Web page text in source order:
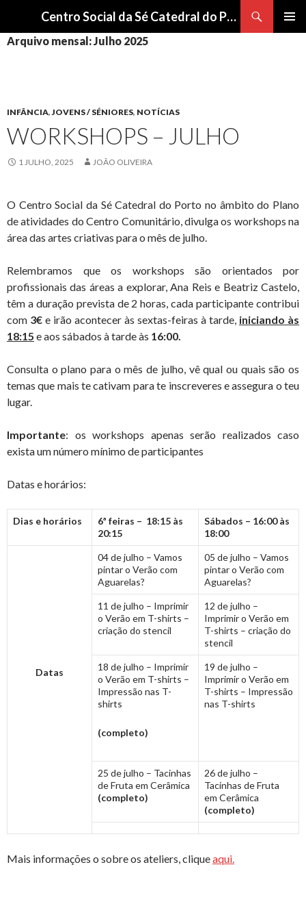
Centro Social da Sé Catedral do Porto
PARA
Arquivo mensal: Julho 2025
INFÂNCIA,JOVENS / SÉNIORES, NOTÍCIAS
WORKSHOPS – JULHO
1 JULHO, 2025 JOÃO OLIVEIRA
O Centro Social da Sé Catedral do Porto no âmbito do Plano
de atividades do Centro Comunitário, divulga os workshops na
área das artes criativas para o mês de julho.
Relembramos que os workshops são orientados por
profissionais das áreas a explorar, Ana Reis e Beatriz Castelo,
têm a duração prevista de 2 horas, cada participante contribui
com 3€ e irão acontecer às sextas-feiras à tarde, iniciando às
18:15 e aos sábados à tarde às 16:00.
Consulta o plano para o mês de julho, vê qual ou quais são os
temas que mais te cativam para te inscreveres e assegura o teu
lugar.
Importante: os workshops apenas serão realizados caso
exista um número mínimo de participantes
Datas e horários:
Dias e horários
6ª feiras – 18:15 às
20:15
Sábados – 16:00 às
18:00
Datas
04 de julho – Vamos
pintar o Verão com
Aguarelas?
05 de julho – Vamos
pintar o Verão com
Aguarelas?
11 de julho – Imprimir
o Verão em T-shirts –
criação do stencil
12 de julho –
Imprimir o Verão em
T-shirts – criação do
stencil
18 de julho – Imprimir
o Verão em T-shirts –
Impressão nas T-
shirts
(completo)
19 de julho –
Imprimir o Verão em
T-shirts – Impressão
nas T-shirts
25 de julho – Tacinhas
de Fruta em Cerâmica
(completo)
26 de julho –
Tacinhas de Fruta
em Cerâmica
(completo)
Mais informações o sobre os ateliers, cliqueaqui.